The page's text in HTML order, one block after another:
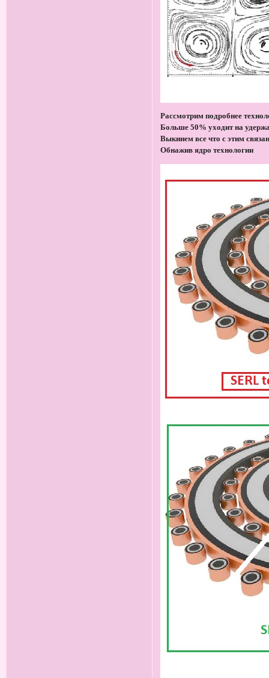
Рассмотрим подробнее
Больше 50% уходит на
Выкинем все что с этим
Обнажив ядро технологии